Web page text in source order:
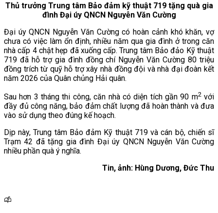
Thủ trưởng Trung tâm Bảo đảm kỹ thuật 719 tặng quà gia
đình Đại úy QNCN Nguyễn Văn Cường
Đại úy QNCN Nguyễn Văn Cường có hoàn cảnh khó khăn, vợ
chưa có việc làm ổn định, nhiều năm qua gia đình ở trong căn
nhà cấp 4 chật hẹp đã xuống cấp. Trung tâm Bảo đảo Kỹ thuật
719 đã hỗ trợ gia đình đồng chí Nguyễn Văn Cường 80 triệu
đồng trích từ quỹ hỗ trợ xây nhà đồng đội và nhà đại đoàn kết
năm 2026 của Quân chủng Hải quân.
Sau hơn 3 tháng thi công, căn nhà có diện tích gần 90 m2với
đầy đủ công năng, bảo đảm chất lượng đã hoàn thành và đưa
vào sử dụng theo đúng kế hoạch.
Dịp này, Trung tâm Bảo đảm Kỹ thuật 719 và cán bộ, chiến sĩ
Trạm 42 đã tặng gia đình Đại úy QNCN Nguyễn Văn Cường
nhiều phần quà ý nghĩa.
Tin, ảnh: Hùng Dương, Đức Thu